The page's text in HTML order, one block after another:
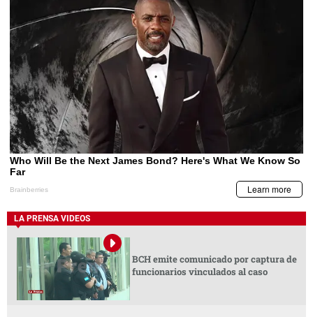
LA PRENSA VIDEOS
BCH emite comunicado por captura de
funcionarios vinculados al caso